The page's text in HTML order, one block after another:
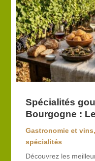
Spécialités
Bourgogne :
Gastronomie et vins
spécialités
Découvrez les